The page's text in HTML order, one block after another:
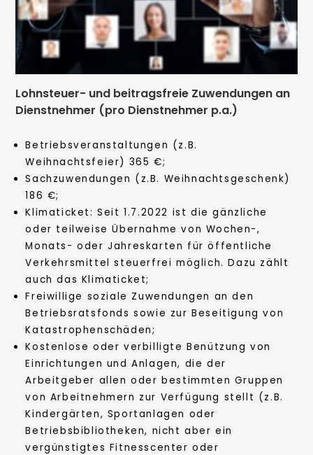
Lohnsteuer- und beitragsfreie Zuwendungen an
Dienstnehmer (pro Dienstnehmer p.a.)
Betriebsveranstaltungen (z.B.
Weihnachtsfeier) 365 €;
Sachzuwendungen (z.B. Weihnachtsgeschenk)
186 €;
Klimaticket: Seit 1.7.2022 ist die gänzliche
oder teilweise Übernahme von Wochen-,
Monats- oder Jahreskarten für öffentliche
Verkehrsmittel steuerfrei möglich. Dazu zählt
auch das Klimaticket;
Freiwillige soziale Zuwendungen an den
Betriebsratsfonds sowie zur Beseitigung von
Katastrophenschäden;
Kostenlose oder verbilligte Benützung von
Einrichtungen und Anlagen, die der
Arbeitgeber allen oder bestimmten Gruppen
von Arbeitnehmern zur Verfügung stellt (z.B.
Kindergärten, Sportanlagen oder
Betriebsbibliotheken, nicht aber ein
vergünstigtes Fitnesscenter oder